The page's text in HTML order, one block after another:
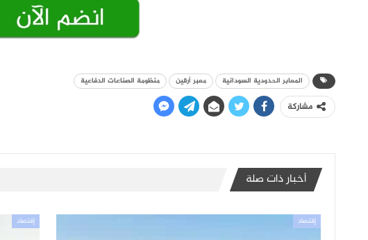
المعابر الحدودية السودانية معبر أرقين منظومة الصناعات الدفاعية
مشاركة
أخبار ذات صلة
إقتصاد إقتصاد